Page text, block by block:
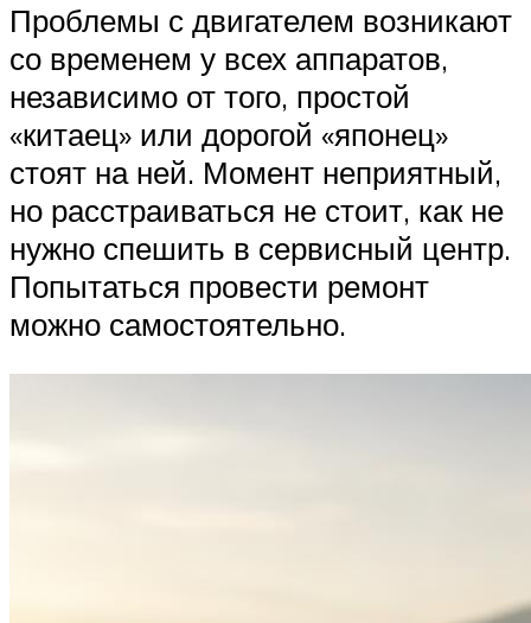
Проблемы с двигателем возникают
со временем у всех аппаратов,
независимо от того, простой
«китаец» или дорогой «японец»
стоят на ней. Момент неприятный,
но расстраиваться не стоит, как не
нужно спешить в сервисный центр.
Попытаться провести ремонт
можно самостоятельно.